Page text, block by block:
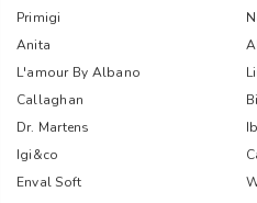
Primigi
Anita
L'amour By Albano
Callaghan
Dr. Martens
Igi&co
Enval Soft